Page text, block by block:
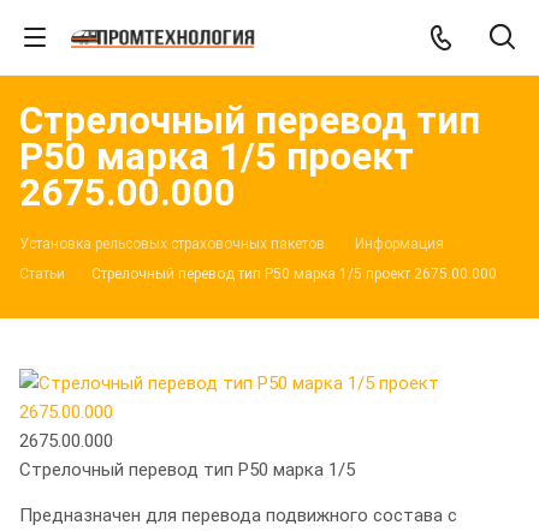
Стрелочный перевод тип
Р50 марка 1/5 проект
2675.00.000
Установка рельсовых страховочных пакетов.
Информация
Статьи
Стрелочный перевод тип Р50 марка 1/5 проект 2675.00.000
2675.00.000
Стрелочный перевод тип Р50 марка 1/5
Предназначен для перевода подвижного состава с